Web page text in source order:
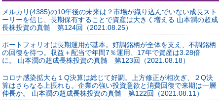
メルカリ(4385)の10年後の未来は？市場が織り込んでいない成長スト
ーリーを信じ、長期保有することで資産は大きく増える 山本潤の超成
長株投資の真髄 第124回（2021.08.25）
ポートフォリオは長期運用が基本。好調銘柄が全体を支え、不調銘柄
の回復を待つ。収益＋配当で年間7％運用、17年で資産は3.28倍
に。 山本潤の超成長株投資の真髄 第123回（2021.08.18）
コロナ感染拡大も１Q決算は総じて好調。上方修正が相次ぎ、２Q決
算はさらなる上振れも。企業の強い投資意欲と消費回復で来期は一層
伸長か。 山本潤の超成長株投資の真髄 第122回（2021.08.11）